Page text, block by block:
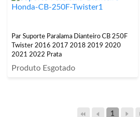
Par Suporte Paralama Dianteiro CB 250F
Twister 2016 2017 2018 2019 2020
2021 2022 Prata
Produto Esgotado
1